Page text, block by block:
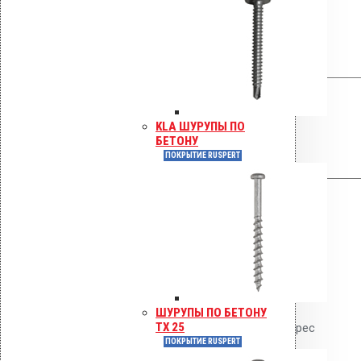
KLA ШУРУПЫ ПО
БЕТОНУ
ПОКРЫТИЕ RUSPERT
ШУРУПЫ ПО БЕТОНУ
TX 25
ПОКРЫТИЕ RUSPERT
Сохранить моё имя, email и адрес
сайта в этом браузере для